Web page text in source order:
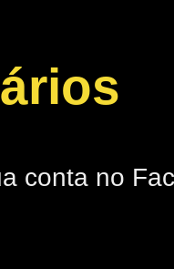
conta no